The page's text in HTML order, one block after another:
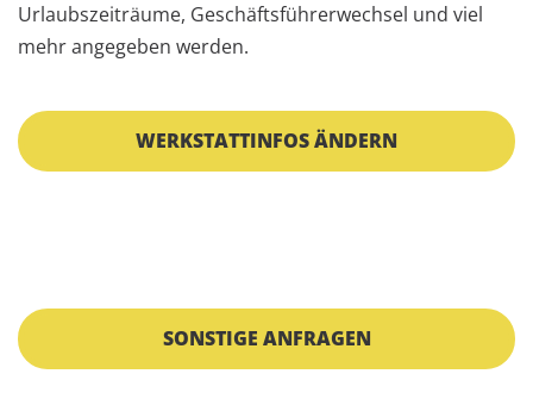
Urlaubszeiträume, Geschäftsführerwechsel und viel
mehr angegeben werden.
WERKSTATTINFOS ÄNDERN
SONSTIGE ANFRAGEN